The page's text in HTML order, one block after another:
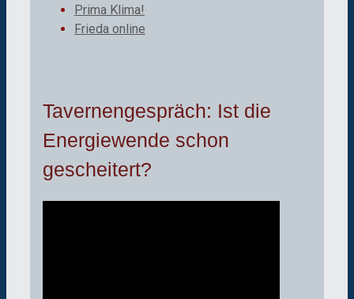
Prima Klima!
Frieda online
Tavernengespräch: Ist die
Energiewende schon
gescheitert?